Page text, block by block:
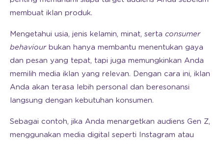
membuat iklan produk.
Mengetahui usia, jenis kelamin, minat, serta consumer
behaviourbukan hanya membantu menentukan gaya
dan pesan yang tepat, tapi juga memungkinkan Anda
memilih media iklan yang relevan. Dengan cara ini, iklan
Anda akan terasa lebih personal dan beresonansi
langsung dengan kebutuhan konsumen.
Sebagai contoh, jika Anda menargetkan audiens Gen Z,
menggunakan media digital seperti Instagram atau